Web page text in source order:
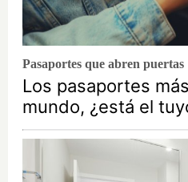
Pasaportes que abren puertas
Los pasaportes
mundo, ¿está el